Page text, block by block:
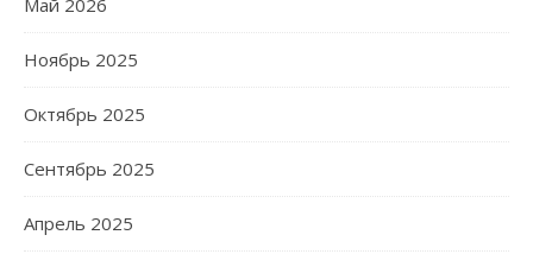
Ноябрь 2025
Октябрь 2025
Сентябрь 2025
Апрель 2025